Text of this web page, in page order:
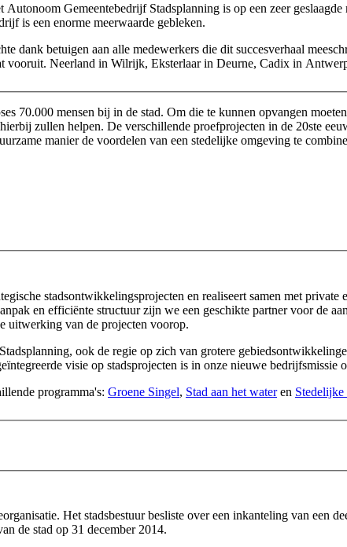
Gemeentebedrijf Stadsplanning is op een zeer
is een enorme meerwaarde gebleken.
dank betuigen aan alle medewerkers die dit succesverhaal
vooruit. Neerland in Wilrijk, Eksterlaar in Deurne, Cadix in
70.000 mensen bij in de stad. Om die te kunnen opvangen
zullen helpen. De verschillende proefprojecten in de 20ste
manier de voordelen van een stedelijke omgeving te
stadsontwikkelingsprojecten en realiseert samen met
en efficiënte structuur zijn we een geschikte partner voor de
uitwerking van de projecten voorop.
ook de regie op zich van grotere
visie op stadsprojecten is in onze nieuwe bedrijfsmissie
programma's: Groene Singel, Stad aan het wateren
Het stadsbestuur besliste over een inkanteling van een
de stad op 31 december 2014.